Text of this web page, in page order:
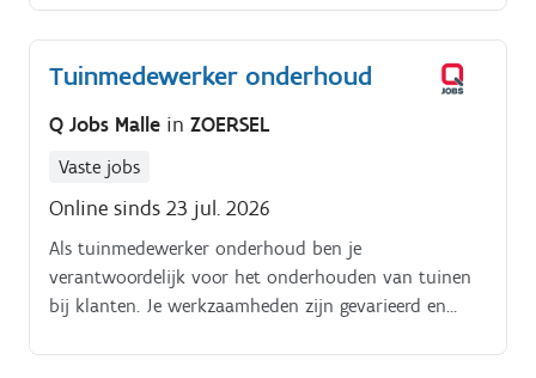
één en je geeft het goede voorbeeld aan je team Je
geeft hands-on leiding op de werkvloer en staat
voor een efficiënte taakverdeling en biedt coaching
en training aan waar nodig Veiligheid staat voorop,
gevolgd en waar mogelijk verbeterd Ook houd je je
bezig met administratief werk en voorraadbeheer.
Samen met de filiaalmanager vorm je de spil van de
winkel en adviseer je klanten wanneer dat nodig is
Tuinmedewerker onderhoud
Q Jobs Malle in ZOERSEL
Vaste jobs
Online sinds 23 jul. 2026
Als tuinmedewerker onderhoud ben je
verantwoordelijk voor het onderhouden van tuinen
bij klanten. Je werkzaamheden zijn gevarieerd en
en bomen. Je maait gazons en verzorgt de